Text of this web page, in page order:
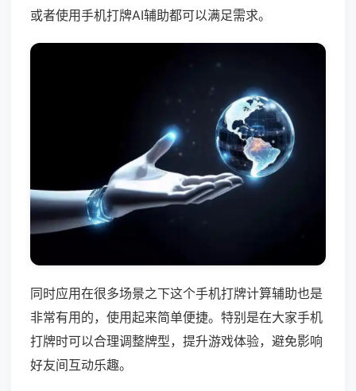
或者使用手机打牌AI辅助都可以满足需求。
同时应用在很多场景之下这个手机打牌计算辅助也是
非常有用的，使用起来简单便捷。特别是在大家手机
打牌时可以合理调整牌型，提升游戏体验，避免影响
好友间互动乐趣。